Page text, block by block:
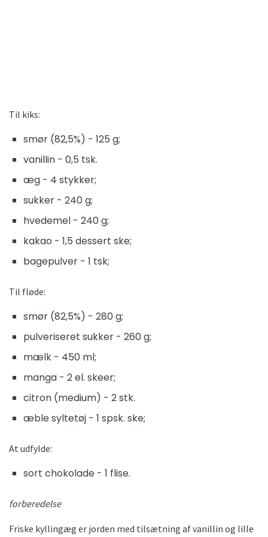
Til kiks:
smør (82,5%) - 125 g;
vanillin - 0,5 tsk.
æg - 4 stykker;
sukker - 240 g;
hvedemel - 240 g;
kakao - 1,5 dessert ske;
bagepulver - 1 tsk;
Til fløde:
smør (82,5%) - 280 g;
pulveriseret sukker - 260 g;
mælk - 450 ml;
manga - 2 el. skeer;
citron (medium) - 2 stk.
æble syltetøj - 1 spsk. ske;
At udfylde:
sort chokolade - 1 flise.
forberedelse
Friske kyllingæg er jorden med tilsætning af vanillin og lille